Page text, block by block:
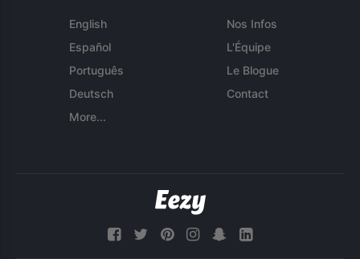
English
Español
Português
Deutsch
More...
Nos Infos
L'Équipe
Le Blogue
Contact